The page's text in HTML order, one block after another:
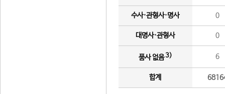
수사·관형사·명사 0
대명사·관형사 0
품사 없음3) 6
합계